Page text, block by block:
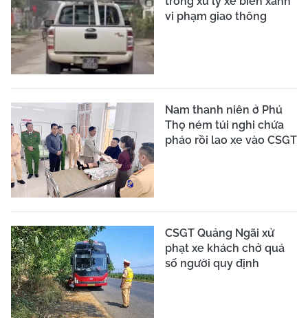
Hotline:
035 249 5588 / 096 523 7756 (Toà soạn Hà Nội) / 091 122
1222 (VPĐD TPHCM)
Email: baotrithuccuocsong@kienthuc.net.vn
Trang thông tin điện tử tổng hợp của Báo